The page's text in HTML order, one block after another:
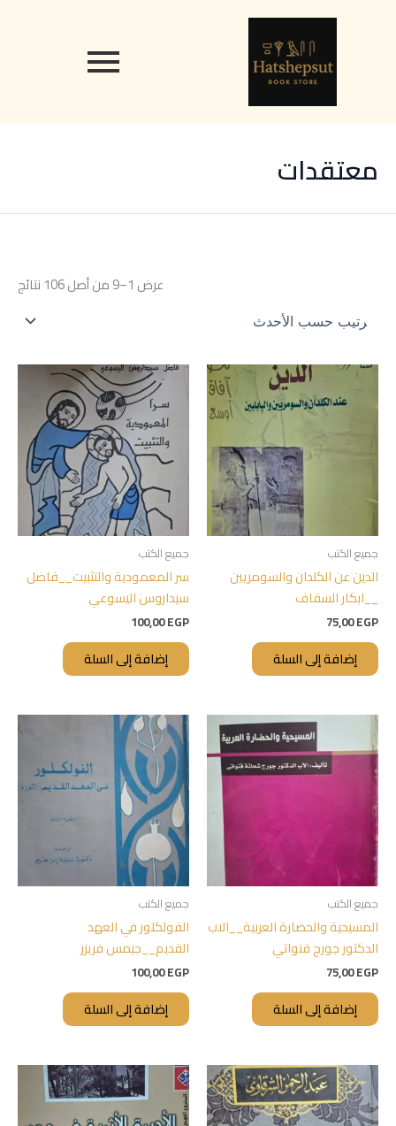
معتقدات
عرض 1–9 من أصل 106 نتائج
جميع الكتب
الدين عن الكلدان والسومريين
__ابكار السقاف
75,00EGP
إضافة إلى السلة
جميع الكتب
سر المعمودية والتثبيت__فاضل
سيداروس اليسوعي
100,00EGP
إضافة إلى السلة
جميع الكتب
المسيحية والحضارة العربية__الاب
الدكتور جورج قنواتي
75,00EGP
إضافة إلى السلة
جميع الكتب
الفولكلور في العهد
القديم__جيمس فريزر
100,00EGP
إضافة إلى السلة